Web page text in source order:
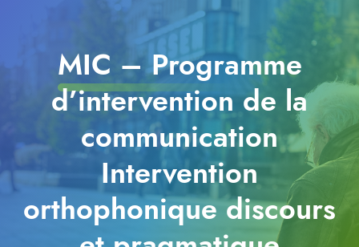
MIC – Programme
d’intervention de la
communication
Intervention
orthophonique discours